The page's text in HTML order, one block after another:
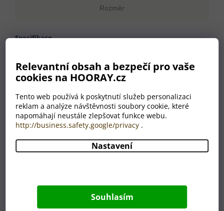
Relevantní obsah a bezpečí pro vaše
cookies na HOORAY.cz
Tento web používá k poskytnutí služeb personalizaci
reklam a analýze návštěvnosti soubory cookie, které
napomáhají neustále zlepšovat funkce webu.
http://business.safety.google/privacy .
Nastavení
Souhlasím
Rozměr
Specifikace
Rozměr
90×90×9 mm
USB s nabíjením
Ano
Maximální výstup
1000 mA
Včetně USB kabelu
Ano
Nabíjecí porty - výstup
2×USB
přírodní
Proč nakoupit u HOORAY?